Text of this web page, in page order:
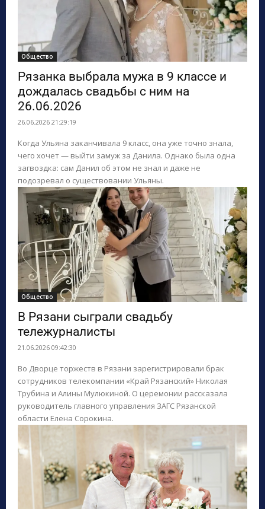
Общество
Рязанка выбрала мужа в 9 классе и
дождалась свадьбы с ним на
26.06.2026
26.06.2026 21:29:19
Когда Ульяна заканчивала 9 класс, она уже точно знала,
чего хочет — выйти замуж за Данила. Однако была одна
загвоздка: сам Данил об этом не знал и даже не
подозревал о существовании Ульяны.
Общество
В Рязани сыграли свадьбу
тележурналисты
21.06.2026 09:42:30
Во Дворце торжеств в Рязани зарегистрировали брак
сотрудников телекомпании «Край Рязанский» Николая
Трубина и Алины Мулюкиной. О церемонии рассказала
руководитель главного управления ЗАГС Рязанской
области Елена Сорокина.